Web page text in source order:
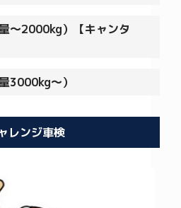
～2000kg）【キャンタ
3000kg～）
レンジ車検